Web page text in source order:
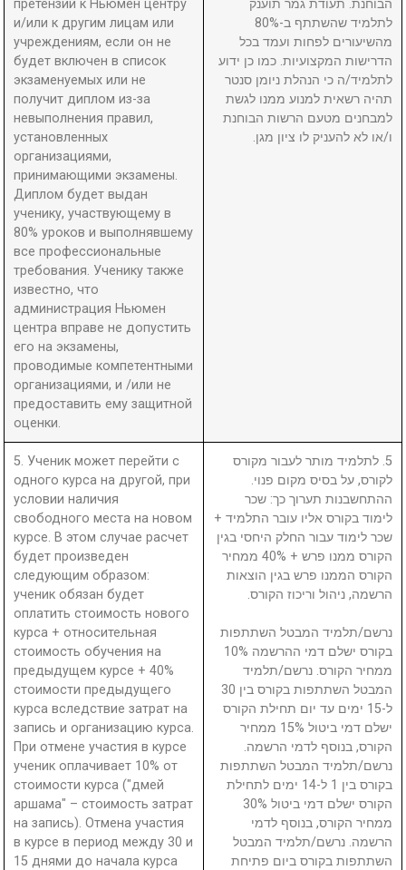
претензий к Ньюмен центру
и/или к другим лицам или
учреждениям, если он не
будет включен в список
экзаменуемых или не
получит диплом из-за
невыполнения правил,
установленных
организациями,
принимающими экзамены.
Диплом будет выдан
ученику, участвующему в
80% уроков и выполнявшему
все профессиональные
требования. Ученику также
известно, что
администрация Ньюмен
центра вправе не допустить
его на экзамены,
проводимые компетентными
организациями, и /или не
предоставить ему защитной
оценки.
הבוחנת. תעודת גמר תוענק
לתלמיד שהשתתף ב-80%
מהשיעורים לפחות ועמד בכל
הדרישות המקצועיות. כמו כן ידוע
לתלמיד/ה כי הנהלת ניומן סנטר
תהיה רשאית למנוע ממנו לגשת
למבחנים מטעם הרשות הבוחנת
ו/או לא להעניק לו ציון מגן.
5. Ученик может перейти с
одного курса на другой, при
условии наличия
свободного места на новом
курсе. В этом случае расчет
будет произведен
следующим образом:
ученик обязан будет
оплатить стоимость нового
курса + относительная
стоимость обучения на
предыдущем курсе + 40%
стоимости предыдущего
курса вследствие затрат на
запись и организацию курса.
При отмене участия в курсе
ученик оплачивает 10% от
стоимости курса ("дмей
аршама" – стоимость затрат
на запись). Отмена участия
в курсе в период между 30 и
15 днями до начала курса
5. לתלמיד מותר לעבור מקורס
לקורס, על בסיס מקום פנוי.
ההתחשבנות תערוך כך: שכר
לימוד בקורס אליו עובר התלמיד +
שכר לימוד עבור החלק היחסי בגין
הקורס ממנו פרש + 40% ממחיר
הקורס הממנו פרש בגין הוצאות
הרשמה, ניהול וריכוז הקורס.
נרשם/תלמיד המבטל השתתפות
בקורס ישלם דמי ההרשמה 10%
ממחיר הקורס. נרשם/תלמיד
המבטל השתתפות בקורס בין 30
ל-15 ימים עד יום תחילת הקורס
ישלם דמי ביטול 15% ממחיר
הקורס, בנוסף לדמי הרשמה.
נרשם/תלמיד המבטל השתתפות
בקורס בין 1 ל-14 ימים לתחילת
הקורס ישלם דמי ביטול 30%
ממחיר הקורס, בנוסף לדמי
הרשמה. נרשם/תלמיד המבטל
השתתפות בקורס ביום פתיחת